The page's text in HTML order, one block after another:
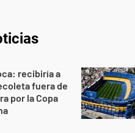
recibiría a
fuera de
por la Copa